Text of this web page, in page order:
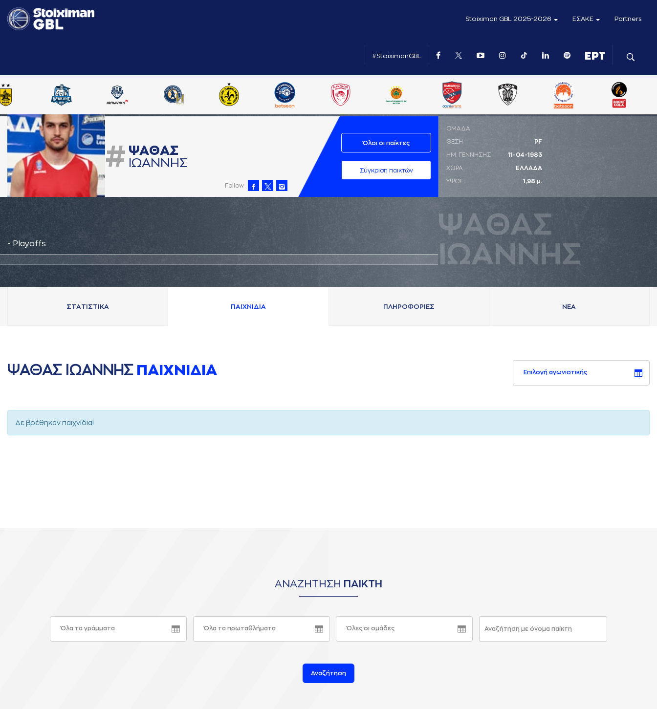
Stoiximan GBL 2025-2026 ΕΣΑΚΕ Partners
#StoiximanGBL
# ΨAΘAΣ
ΙΩAΝΝΗΣ
Follow
Όλοι οι παίκτες
Σύγκριση παικτών
- Playoffs
ΨAΘAΣ
ΙΩAΝΝΗΣ
ΟΜΑΔΑ
ΘΕΣΗ PF
ΗΜ. ΓΕΝΝΗΣΗΣ 11-04-1983
ΧΩΡΑ ΕΛΛΑΔΑ
ΥΨΟΣ 1,98 μ.
ΣΤAΤΙΣΤΙΚA ΠAΙΧΝΙΔΙA ΠΛΗΡΟΦΟΡΙΕΣ ΝΕA
ΨAΘAΣ ΙΩAΝΝΗΣ ΠAΙΧΝΙΔΙA Επιλογή αγωνιστικής
Δε βρέθηκαν παιχνίδια!
ΑΝΑΖΗΤΗΣΗ ΠΑΙΚΤΗ
Όλα τα γράμματα Όλα τα πρωταθλήματα Όλες οι ομάδες
Αναζήτηση